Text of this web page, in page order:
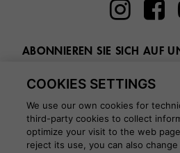
ABONNIEREN SIE SICH AUF
COOKIES SETTINGS
We use our own cookies for
third-party cookies to collect
optimize your visit to the web
reject its use, you can also